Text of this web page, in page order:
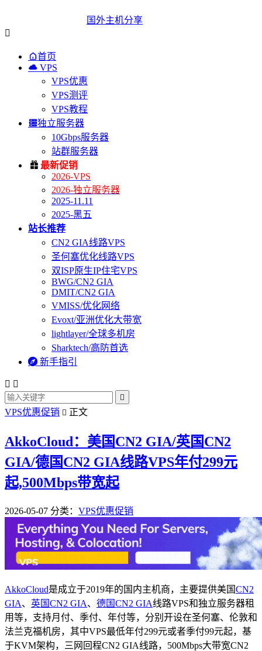
国外主机分享

首页
 VPS
VPS优惠
VPS测评
VPS教程
独立服务器
10Gbps服务器
站群服务器
 最新促销
2026-VPS
2026-独立服务器
2025-11.11
2025-黑五
站长推荐
CN2 GIA线路VPS
圣何塞优化线路VPS
双ISP原生IP住宅VPS
BWG/CN2 GIA
DMIT/CN2 GIA
VMISS/优化网络
Evoxt/亚洲优化大带宽
lightlayer/全球多机房
Sharktech/高防首选
 新手指引
 

VPS优惠促销  正文
AkkoCloud：美国CN2 GIA/英国CN2
GIA/德国CN2 GIA线路VPS年付299元
起,500Mbps带宽起
2026-05-07 分类： VPS优惠促销
AkkoCloud是成立于2019年的国内主机商，主要提供美国CN2
GIA、 英国CN2 GIA、 德国CN2 GIA线路VPS和独立服务器租
用等，支持月付、季付、年付等，分别开设在圣何塞、伦敦和
法兰克福机房，其中VPS最低年付299元或者季付99元起，基
于KVM架构，三网回程CN2 GIA线路，500Mbps大带宽CN2